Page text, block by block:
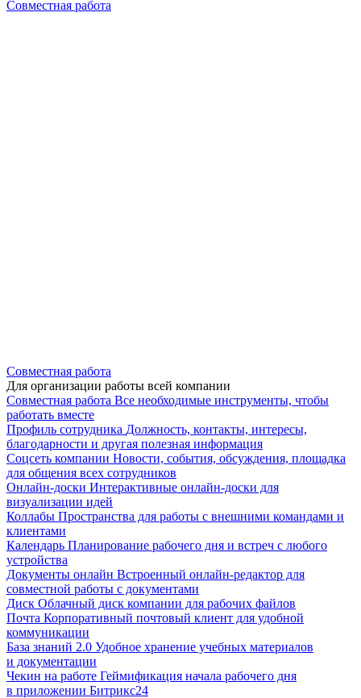
Совместная работа
Совместная работа
Для организации работы всей компании
Совместная работа Все необходимые инструменты, чтобы
работать вместе
Профиль сотрудника Должность, контакты, интересы,
благодарности и другая полезная информация
Соцсеть компании Новости, события, обсуждения, площадка
для общения всех сотрудников
Онлайн-доски Интерактивные онлайн-доски для
визуализации идей
Коллабы Пространства для работы с внешними командами и
клиентами
Календарь Планирование рабочего дня и встреч с любого
устройства
Документы онлайн Встроенный онлайн-редактор для
совместной работы с документами
Диск Облачный диск компании для рабочих файлов
Почта Корпоративный почтовый клиент для удобной
коммуникации
База знаний 2.0 Удобное хранение учебных материалов
и документации
Чекин на работе Геймификация начала рабочего дня
в приложении Битрикс24